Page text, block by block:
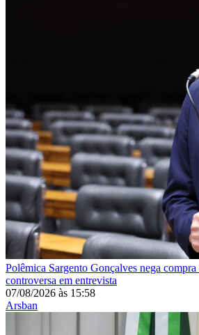
Polêmica Sargento Gonçalves nega
controversa em entrevista
07/08/2026 às 15:58
Arsban